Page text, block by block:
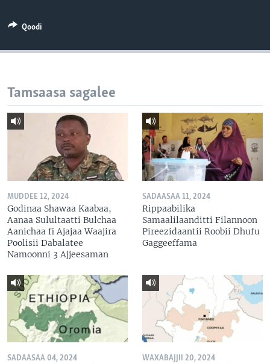
Qoodi
Tamsaasa sagalee
MUDDEE 12, 2024
Godinaa Shawaa Kaabaa,
Aanaa Sulultaatti Bulchaa
Aanichaa fi Ajajaa Waajira
Poolisii Dabalatee
Namoonni 3 Ajjeesaman
SADAASAA 11, 2024
Rippaabilika
Samaalilaanditti Filannoon
Pireezidaantii Roobii Dhufu
Gaggeeffama
SADAASAA 04, 2024 WAXABAJJII 20, 2024